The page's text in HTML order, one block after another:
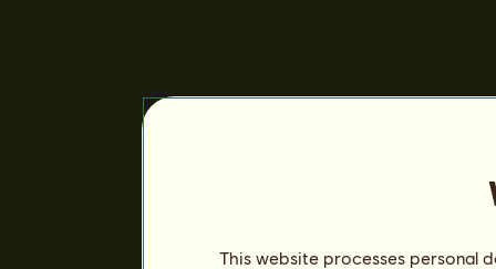
This website processes personal